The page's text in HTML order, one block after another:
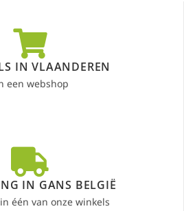
IN VLAANDEREN
een webshop
IN GANS BELGIË
één van onze winkels